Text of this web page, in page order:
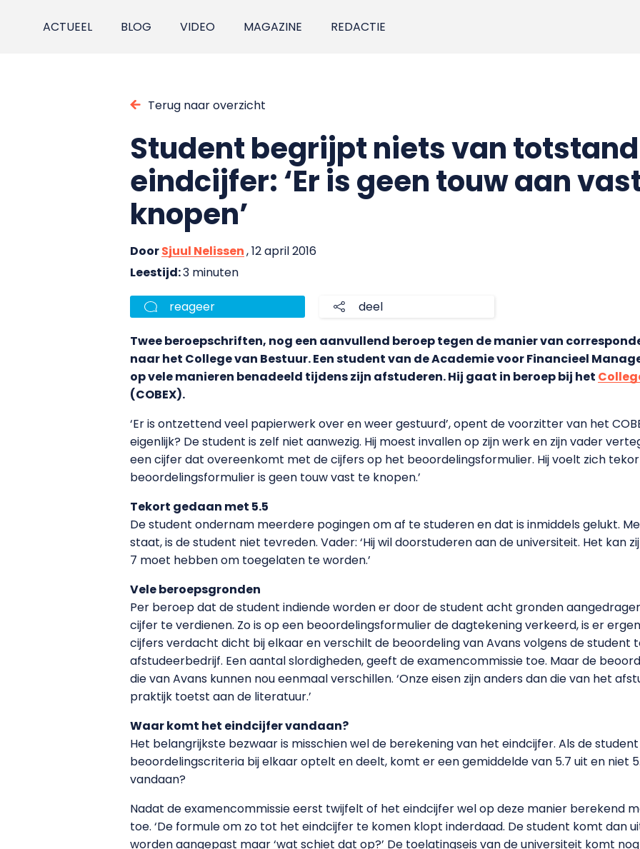
ACTUEEL BLOG VIDEO MAGAZINE REDACTIE
Terug naar overzicht
Student begrijpt niets van
eindcijfer: ‘Er is geen touw aan
knopen’
DoorSjuul Nelissen, 12 april 2016
Leestijd:3 minuten
reageer deel
Twee beroepschriften, nog een aanvullend beroep tegen de manier van
naar het College van Bestuur. Een student van de Academie voor Financieel
op vele manieren benadeeld tijdens zijn afstuderen. Hij gaat in beroep bij het
(COBEX).
‘Er is ontzettend veel papierwerk over en weer gestuurd’, opent de voorzitter van het
eigenlijk? De student is zelf niet aanwezig. Hij moest invallen op zijn werk en zijn vader
een cijfer dat overeenkomt met de cijfers op het beoordelingsformulier. Hij voelt zich
beoordelingsformulier is geen touw vast te knopen.’
Tekort gedaan met 5.5
De student ondernam meerdere pogingen om af te studeren en dat is inmiddels gelukt.
staat, is de student niet tevreden. Vader: ‘Hij wil doorstuderen aan de universiteit. Het kan
7 moet hebben om toegelaten te worden.’
Vele beroepsgronden
Per beroep dat de student indiende worden er door de student acht gronden
cijfer te verdienen. Zo is op een beoordelingsformulier de dagtekening verkeerd, is er
cijfers verdacht dicht bij elkaar en verschilt de beoordeling van Avans volgens de student
afstudeerbedrijf. Een aantal slordigheden, geeft de examencommissie toe. Maar de
die van Avans kunnen nou eenmaal verschillen. ‘Onze eisen zijn anders dan die van het
praktijk toetst aan de literatuur.’
Waar komt het eindcijfer vandaan?
Het belangrijkste bezwaar is misschien wel de berekening van het eindcijfer. Als de
beoordelingscriteria bij elkaar optelt en deelt, komt er een gemiddelde van 5.7 uit en niet
vandaan?
Nadat de examencommissie eerst twijfelt of het eindcijfer wel op deze manier berekend
toe. ‘De formule om zo tot het eindcijfer te komen klopt inderdaad. De student komt dan
worden aangepast maar ‘wat schiet dat op?’ De toelatingseis van de universiteit komt